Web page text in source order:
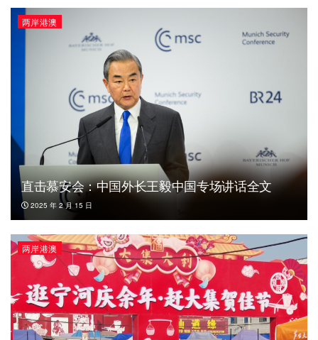
两岸港澳
直击慕安会：中国外长王毅中国专场讲话全文
2025 年 2 月 15 日
两岸港澳